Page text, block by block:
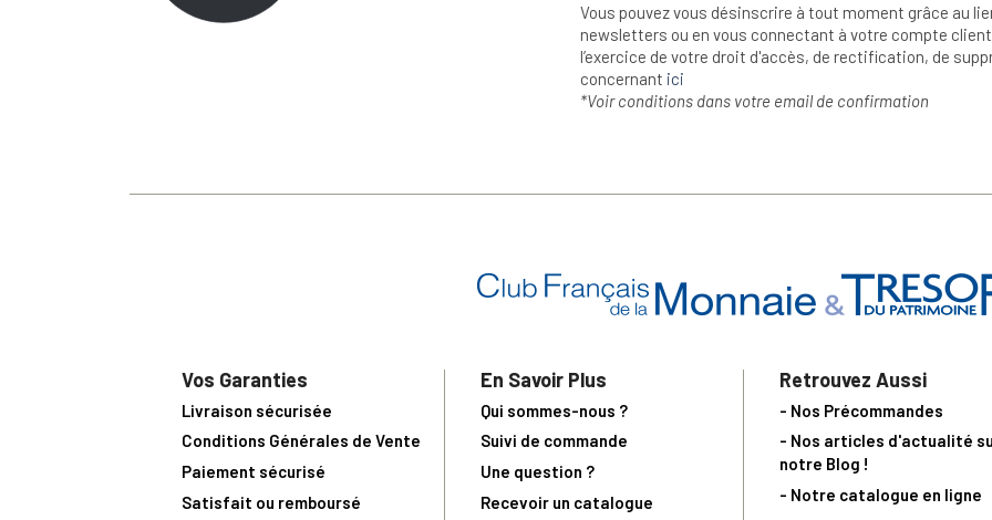
Vous pouvez vous désinscrire à tout moment grâce au
newsletters ou en vous connectant à votre compte
l’exercice de votre droit d'accès, de rectification, de
concernant ici
*Voir conditions dans votre email de confirmation
Vos Garanties
Livraison sécurisée
Conditions Générales de Vente
Paiement sécurisé
Satisfait ou remboursé
En Savoir Plus
Qui sommes-nous ?
Suivi de commande
Une question ?
Recevoir un catalogue
Retrouvez Aussi
- Nos Précommandes
- Nos articles d'actualité
notre Blog !
- Notre catalogue en ligne